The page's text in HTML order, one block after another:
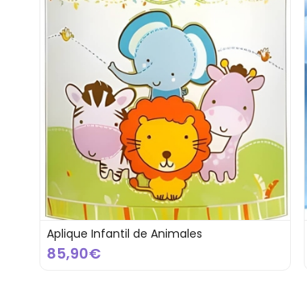
Aplique Infantil de Animales
85,90€